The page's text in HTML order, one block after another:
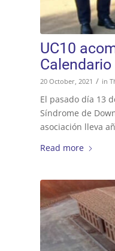
UC10
20 October, 2021 / in
El pasado día 13
Síndrome de
asociación lleva
Read more